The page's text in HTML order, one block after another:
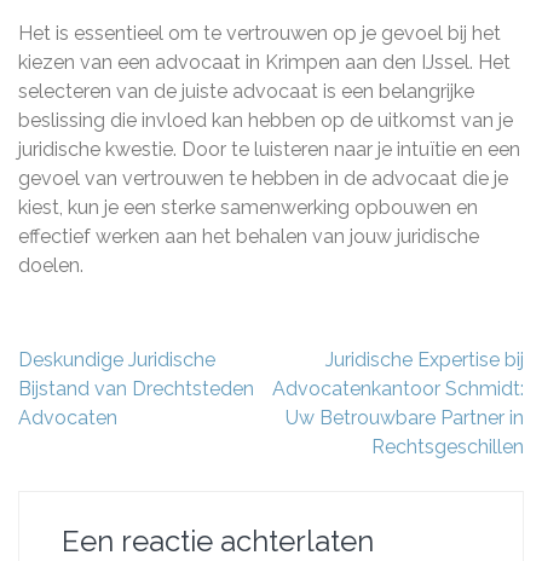
Het is essentieel om te vertrouwen op je gevoel bij het
kiezen van een advocaat in Krimpen aan den IJssel. Het
selecteren van de juiste advocaat is een belangrijke
beslissing die invloed kan hebben op de uitkomst van je
juridische kwestie. Door te luisteren naar je intuïtie en een
gevoel van vertrouwen te hebben in de advocaat die je
kiest, kun je een sterke samenwerking opbouwen en
effectief werken aan het behalen van jouw juridische
doelen.
Berichtnavigatie
Deskundige Juridische
Bijstand van Drechtsteden
Advocaten
Juridische Expertise bij
Advocatenkantoor Schmidt:
Uw Betrouwbare Partner in
Rechtsgeschillen
Een reactie achterlaten